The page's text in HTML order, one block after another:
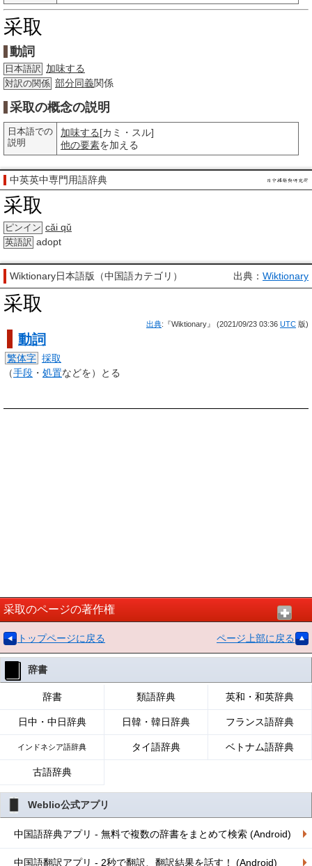
采取
動詞
日本語訳 加味する
対訳の関係 部分同義関係
采取の概念の説明
日本語での
説明
加味する[カミ・スル]
他の要素を加える
中英英中専門用語辞典
采取
ピンイン cǎi qǔ
英語訳 adopt
Wiktionary日本語版（中国語カテゴリ） 出典： Wiktionary
采取
出典:『Wiktionary』 (2021/09/23 03:36 UTC 版)
動詞
繁体字 採取
（手段 ・ 処置などを）とる
采取のページの著作権
トップページに戻る ページ上部に戻る
辞書
辞書 類語辞典 英和・和英辞典
日中・中日辞典 日韓・韓日辞典 フランス語辞典
インドネシア語辞典 タイ語辞典 ベトナム語辞典
古語辞典
Weblio公式アプリ
中国語辞典アプリ - 無料で複数の辞書をまとめて検索 (Android)
中国語翻訳アプリ - 2秒で翻訳、翻訳結果を話す！ (Android)